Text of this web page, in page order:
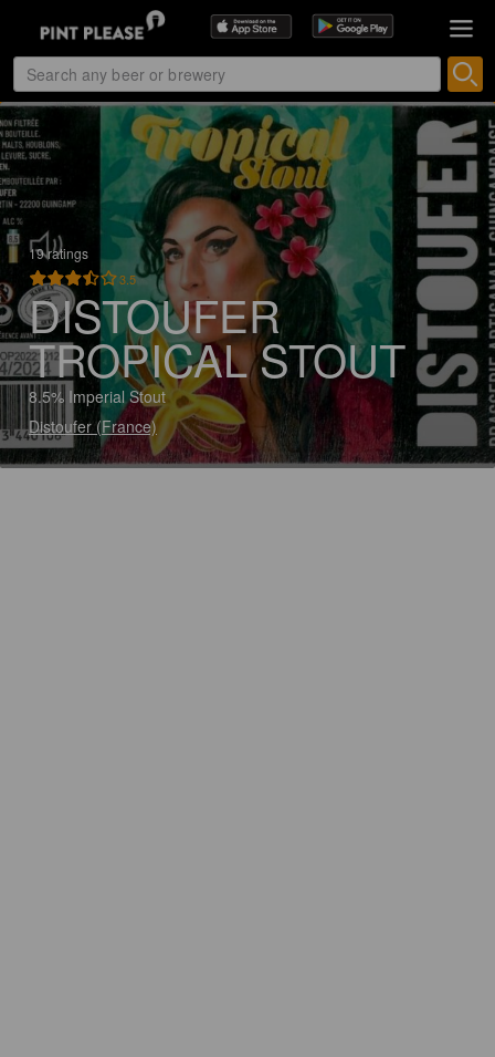
19 ratings
3.5
DISTOUFER
TROPICAL STOUT
8.5% Imperial Stout
Distoufer (France)